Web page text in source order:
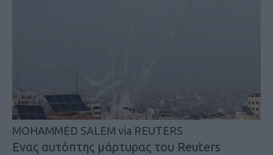
MOHAMMED SALEM via REUTERS
Ενας αυτόπτης μάρτυρας του Reuters